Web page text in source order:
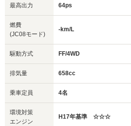
最高出力 64ps
燃費
(JC08モード)
-km/L
駆動方式 FF/4WD
排気量 658cc
乗車定員 4名
環境対策
エンジン
H17年基準 ☆☆☆